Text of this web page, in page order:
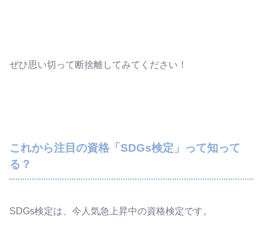
ぜひ思い切って断捨離してみてください！
これから注目の資格「SDGs検定」って知って
る？
SDGs検定は、今人気急上昇中の資格検定です。